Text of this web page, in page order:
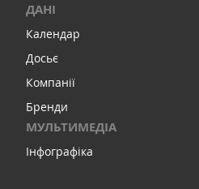
ДАНІ
Календар
Досьє
Компанії
Бренди
МУЛЬТИМЕДІА
Інфографіка